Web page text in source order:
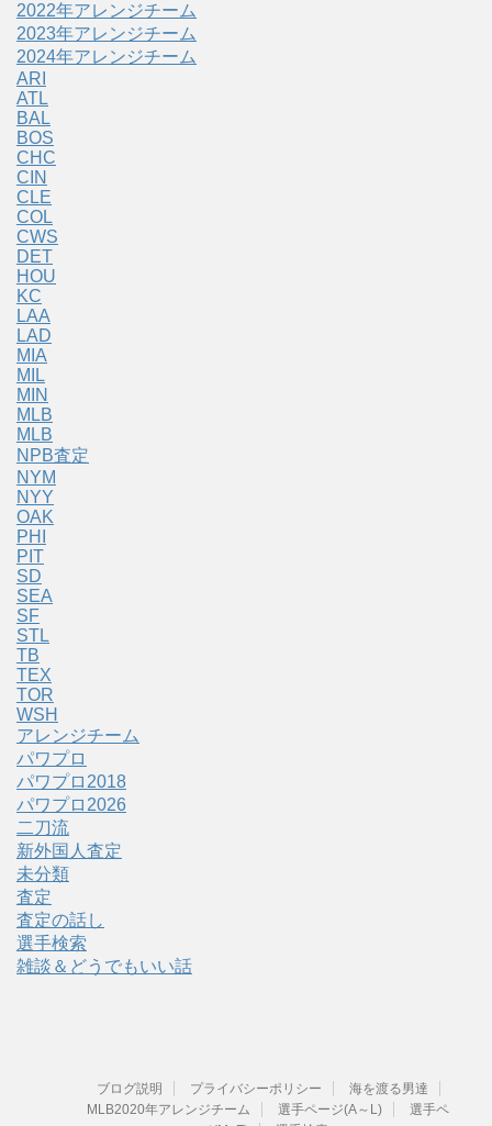
2022年アレンジチーム
2023年アレンジチーム
2024年アレンジチーム
ARI
ATL
BAL
BOS
CHC
CIN
CLE
COL
CWS
DET
HOU
KC
LAA
LAD
MIA
MIL
MIN
MLB
MLB
NPB査定
NYM
NYY
OAK
PHI
PIT
SD
SEA
SF
STL
TB
TEX
TOR
WSH
アレンジチーム
パワプロ
パワプロ2018
パワプロ2026
二刀流
新外国人査定
未分類
査定
査定の話し
選手検索
雑談＆どうでもいい話
ブログ説明 プライバシーポリシー
海を渡る男達
MLB2020年アレンジチーム
選手ページ(A～L)
選手ペ